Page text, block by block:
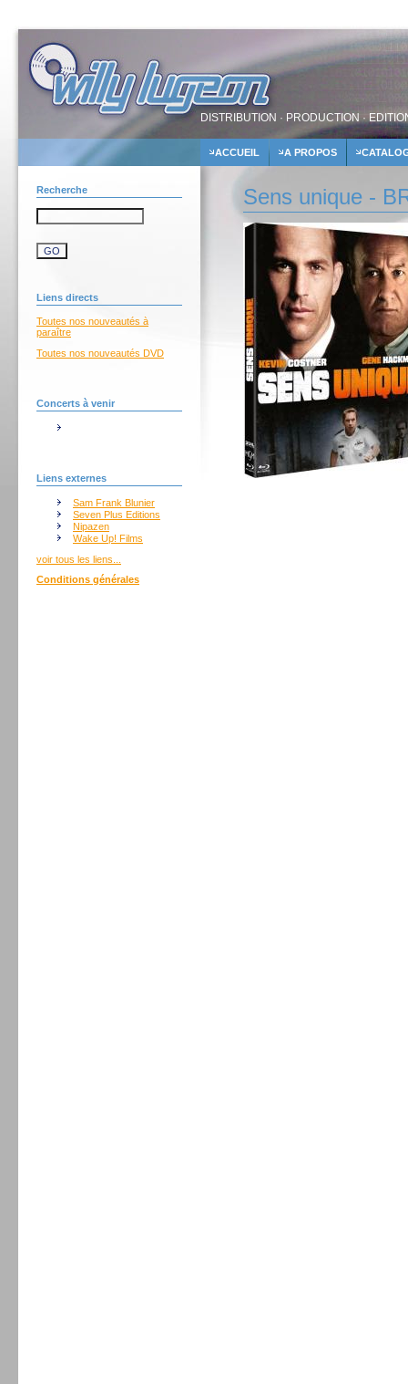
DISTRIBUTION · PRODUCTION ·
ACCUEIL A PROPOS
Recherche
Liens directs
Toutes nos nouveautés à
paraître
Toutes nos nouveautés DVD
Concerts à venir
Liens externes
Sam Frank Blunier
Seven Plus Editions
Nipazen
Wake Up! Films
voir tous les liens...
Conditions générales
Sens unique -